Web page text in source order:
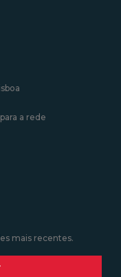
a rede
mais recentes.